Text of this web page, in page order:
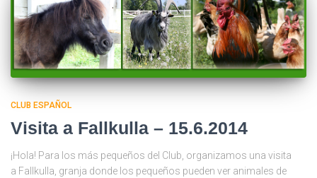
CLUB ESPAÑOL
Visita a Fallkulla – 15.6.2014
¡Hola! Para los más pequeños del Club, organizamos una visita
a Fallkulla, granja donde los pequeños pueden ver animales de